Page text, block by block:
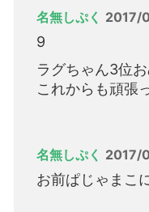
名無しぷく 2017/
9
ラグちゃん3位お
これからも頑張
名無しぷく 2017/
お前ぱじゃまこ